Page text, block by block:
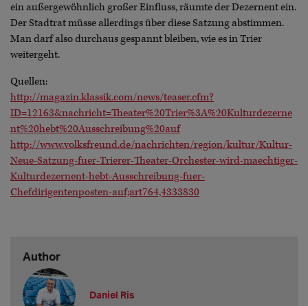
ein außergewöhnlich großer Einfluss, räumte der Dezernent ein.
Der Stadtrat müsse allerdings über diese Satzung abstimmen.
Man darf also durchaus gespannt bleiben, wie es in Trier
weitergeht.
Quellen:
http://magazin.klassik.com/news/teaser.cfm?
ID=12163&nachricht=Theater%20Trier%3A%20Kulturdezerne
nt%20hebt%20Ausschreibung%20auf
http://www.volksfreund.de/nachrichten/region/kultur/Kultur-
Neue-Satzung-fuer-Trierer-Theater-Orchester-wird-maechtiger-
Kulturdezernent-hebt-Ausschreibung-fuer-
Chefdirigentenposten-auf;art764,4333830
Author
Daniel Ris